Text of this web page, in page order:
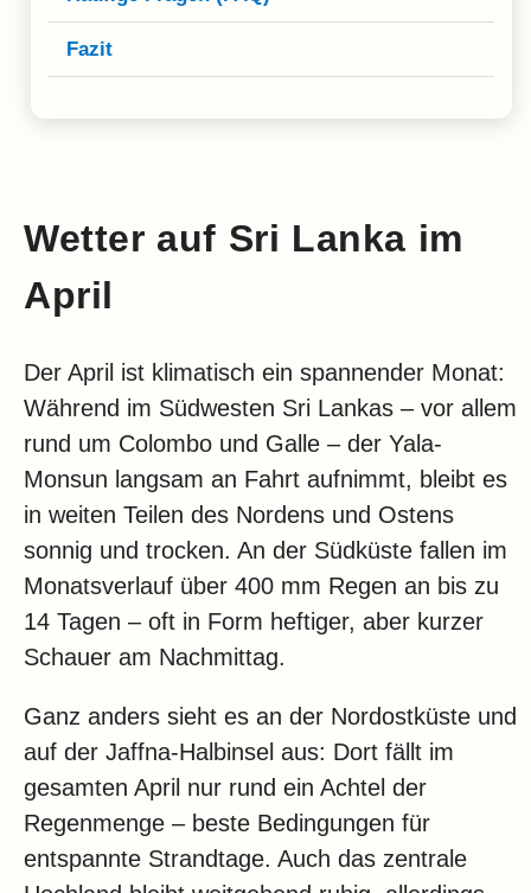
Fazit
Wetter auf Sri Lanka im
April
Der April ist klimatisch ein spannender Monat:
Während im Südwesten Sri Lankas – vor allem
rund um Colombo und Galle – der Yala-
Monsun langsam an Fahrt aufnimmt, bleibt es
in weiten Teilen des Nordens und Ostens
sonnig und trocken. An der Südküste fallen im
Monatsverlauf über 400 mm Regen an bis zu
14 Tagen – oft in Form heftiger, aber kurzer
Schauer am Nachmittag.
Ganz anders sieht es an der Nordostküste und
auf der Jaffna-Halbinsel aus: Dort fällt im
gesamten April nur rund ein Achtel der
Regenmenge – beste Bedingungen für
entspannte Strandtage. Auch das zentrale